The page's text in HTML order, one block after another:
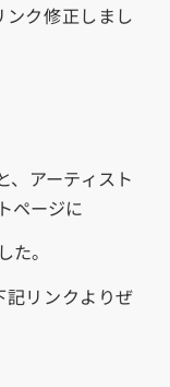
ク修正しまし
、アーティスト
ページに
。
リンクよりぜ